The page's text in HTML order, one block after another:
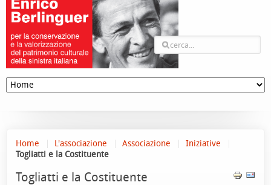
Home L'associazione Associazione
Iniziative
Togliatti e la Costituente
Togliatti e la Costituente